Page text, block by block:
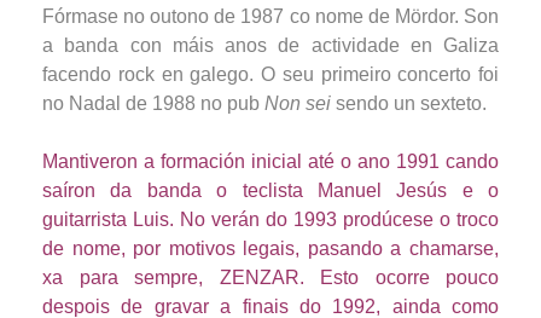
Fórmase no outono de 1987 co nome de Mördor. Son
a banda con máis anos de actividade en Galiza
facendo rock en galego. O seu primeiro concerto foi
no Nadal de 1988 no pub Non sei sendo un sexteto.
Mantiveron a formación inicial até o ano 1991 cando
saíron da banda o teclista Manuel Jesús e o
guitarrista Luis. No verán do 1993 prodúcese o troco
de nome, por motivos legais, pasando a chamarse,
xa para sempre, ZENZAR. Esto ocorre pouco
despois de gravar a finais do 1992, ainda como